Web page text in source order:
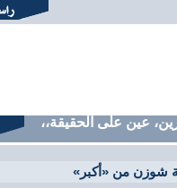
عين على الحقيقة،،
شوزن من «أكبر»